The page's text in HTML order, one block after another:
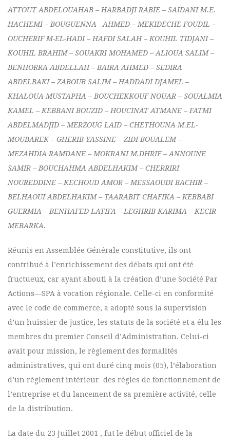
ATTOUT ABDELOUAHAB – HARBADJI RABIE – SAIDANI M.E.
HACHEMI – BOUGUENNA AHMED – MEKIDECHE FOUDIL –
OUCHERIF M-EL-HADI – HAFDI SALAH – KOUHIL TIDJANI –
KOUHIL BRAHIM – SOUAKRI MOHAMED – ALIOUA SALIM –
BENHORRA ABDELLAH – BAIRA AHMED – SEDIRA
ABDELBAKI – ZABOUB SALIM – HADDADI DJAMEL –
KHALOUA MUSTAPHA – BOUCHEKKOUF NOUAR – SOUALMIA
KAMEL – KEBBANI BOUZID – HOUCINAT ATMANE – FATMI
ABDELMADJID – MERZOUG LAID – CHETHOUNA M.EL-
MOUBAREK – GHERIB YASSINE – ZIDI BOUALEM –
MEZAHDIA RAMDANE – MOKRANI M.DHRIF – ANNOUNE
SAMIR – BOUCHAHMA ABDELHAKIM – CHERRIRI
NOUREDDINE – KECHOUD AMOR – MESSAOUDI BACHIR –
BELHAOUI ABDELHAKIM – TAARABIT CHAFIKA – KEBBABI
GUERMIA – BENHAFED LATIFA – LEGHRIB KARIMA – KECIR
MEBARKA.
Réunis en Assemblée Générale constitutive, ils ont
contribué à l’enrichissement des débats qui ont été
fructueux, car ayant abouti à la création d’une Société Par
Actions—SPA à vocation régionale. Celle-ci en conformité
avec le code de commerce, a adopté sous la supervision
d’un huissier de justice, les statuts de la société et a élu les
membres du premier Conseil d’Administration. Celui-ci
avait pour mission, le règlement des formalités
administratives, qui ont duré cinq mois (05), l’élaboration
d’un règlement intérieur des règles de fonctionnement de
l’entreprise et du lancement de sa première activité, celle
de la distribution.
La date du 23 Juillet 2001 , fut le début officiel de la